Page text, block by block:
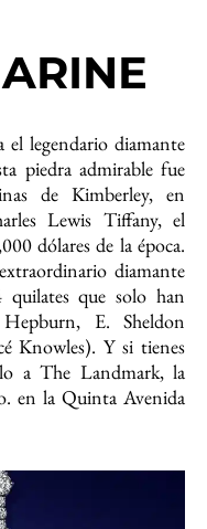
el legendario diamante
piedra admirable fue
de Kimberley, en
Lewis Tiffany, el
dólares de la época.
diamante
que solo han
E. Sheldon
Knowles). Y si tienes
a The Landmark, la
en la Quinta Avenida